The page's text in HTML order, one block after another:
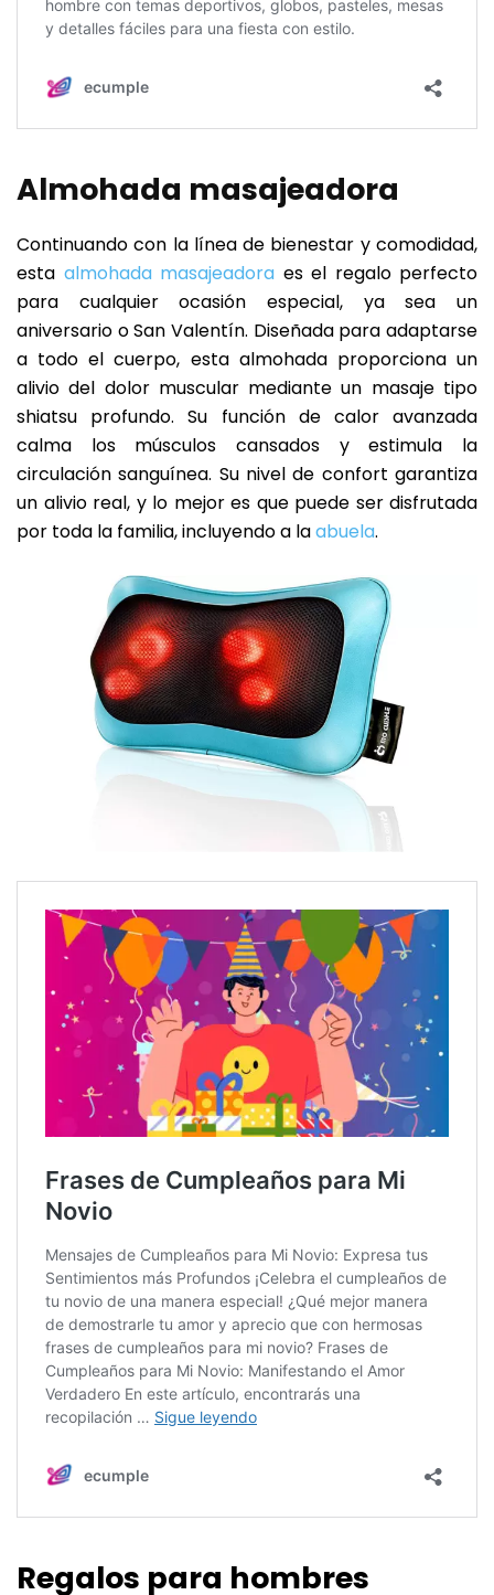
Almohada masajeadora
Continuando con la línea de bienestar y comodidad,
esta almohada masajeadora es el regalo perfecto
para cualquier ocasión especial, ya sea un
aniversario o San Valentín. Diseñada para adaptarse
a todo el cuerpo, esta almohada proporciona un
alivio del dolor muscular mediante un masaje tipo
shiatsu profundo. Su función de calor avanzada
calma los músculos cansados y estimula la
circulación sanguínea. Su nivel de confort garantiza
un alivio real, y lo mejor es que puede ser disfrutada
por toda la familia, incluyendo a laabuela.
Regalos para hombres